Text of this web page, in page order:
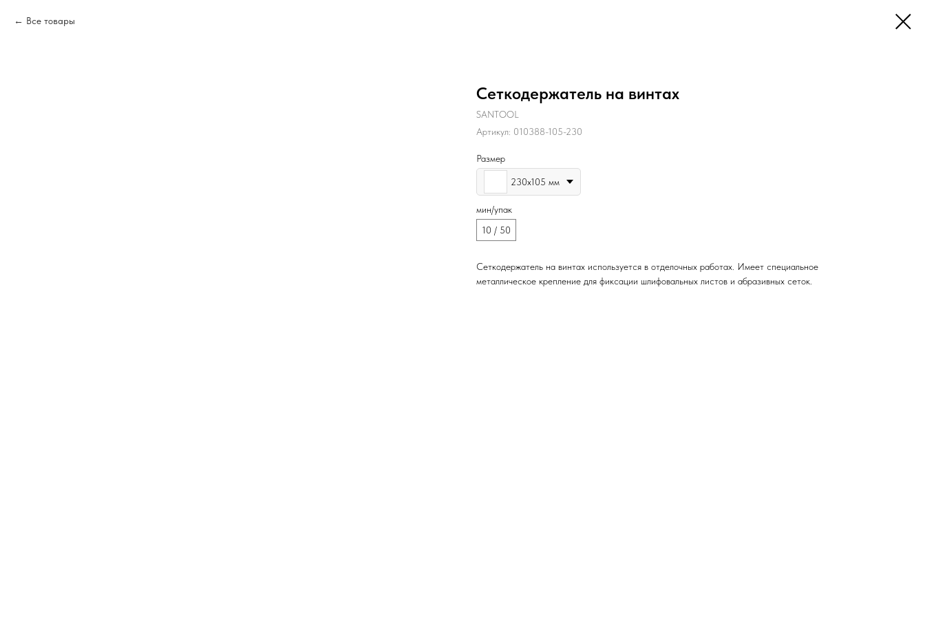
Все товары
Сеткодержатель на винтах
SANTOOL
Артикул: 010388-105-230
Размер
230х105 мм
мин/упак
10 / 50
Сеткодержатель на винтах используется в отделочных работах. Имеет специальное
металлическое крепление для фиксации шлифовальных листов и абразивных сеток.